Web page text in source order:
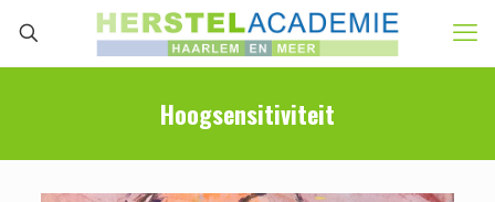
Hoogsensitiviteit